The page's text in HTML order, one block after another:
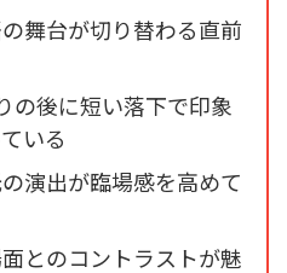
舞台が切り替わる直前
の後に短い落下で印象
いる
演出が臨場感を高めて
とのコントラストが魅